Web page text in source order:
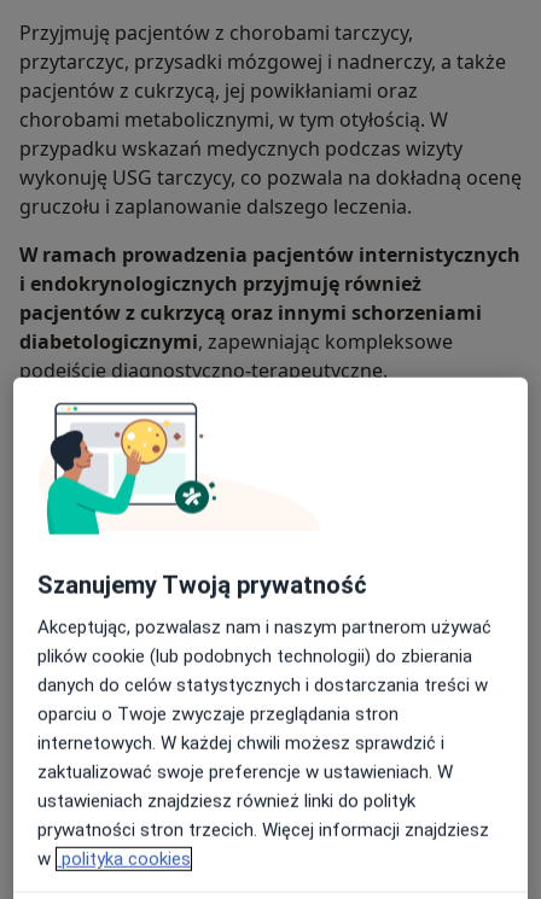
Przyjmuję pacjentów z chorobami tarczycy,
przytarczyc, przysadki mózgowej i nadnerczy, a także
pacjentów z cukrzycą, jej powikłaniami oraz
chorobami metabolicznymi, w tym otyłością. W
przypadku wskazań medycznych podczas wizyty
wykonuję USG tarczycy, co pozwala na dokładną ocenę
gruczołu i zaplanowanie dalszego leczenia.
W ramach prowadzenia pacjentów internistycznych
i endokrynologicznych przyjmuję również
pacjentów z cukrzycą oraz innymi schorzeniami
diabetologicznymi, zapewniając kompleksowe
podejście diagnostyczno-terapeutyczne.
W pracy kieruję się aktualnymi standardami
medycznymi oraz indywidualnym, empatycznym
podejściem do pacjenta. Dużą wagę przykładam do
rzetelnej diagnostyki, jasnej komunikacji i
długofalowej kontroli chorób przewlekłych. Regularnie
szkoleniach i konferencjach naukowych w kraju i za
granicą.
więcejO mnie
Zakres porad
Endokrynologia
Diabetologia
Główne obszary pomocy
Choroby metaboliczne
Guzy tarczycy
Nadczynność tarczycy
Szanujemy Twoją prywatność
Akceptując, pozwalasz nam i naszym partnerom używać
plików cookie (lub podobnych technologii) do zbierania
danych do celów statystycznych i dostarczania treści w
oparciu o Twoje zwyczaje przeglądania stron
internetowych. W każdej chwili możesz sprawdzić i
zaktualizować swoje preferencje w ustawieniach. W
ustawieniach znajdziesz również linki do polityk
prywatności stron trzecich. Więcej informacji znajdziesz
w polityka cookies